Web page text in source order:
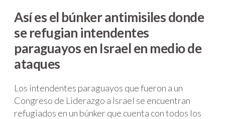
Así es el búnker antimisiles donde
se refugian intendentes
paraguayos en Israel en medio de
ataques
Los intendentes paraguayos que fueron a un
Congreso de Liderazgo a Israel se encuentran
refugiados en un búnker que cuenta con todos los